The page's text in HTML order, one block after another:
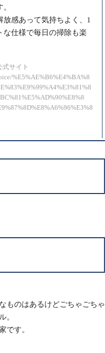
放感あって気持ちよく、1
な仕様で毎日の掃除も楽
式サイト
%E5%AE%B6%E4%BA%8
ものはあるけどごちゃごちゃ
。
です。